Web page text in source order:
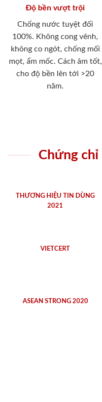
Độ bền vượt trội
Chống nước tuyệt đối
100%. Không cong vênh,
không co ngót, chống mối
mọt, ẩm mốc. Cách âm tốt,
cho độ bền lên tới >20
năm.
Chứng chỉ
THƯƠNG HIỆU TIN DÙNG
2021
VIETCERT
ASEAN STRONG 2020